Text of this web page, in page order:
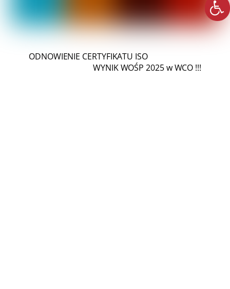
ODNOWIENIE CERTYFIKATU ISO
WYNIK WOŚP 2025 w WCO !!!